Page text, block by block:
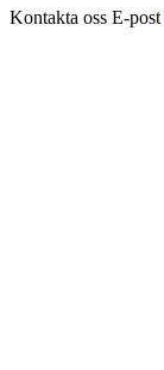
Kontakta oss E-post